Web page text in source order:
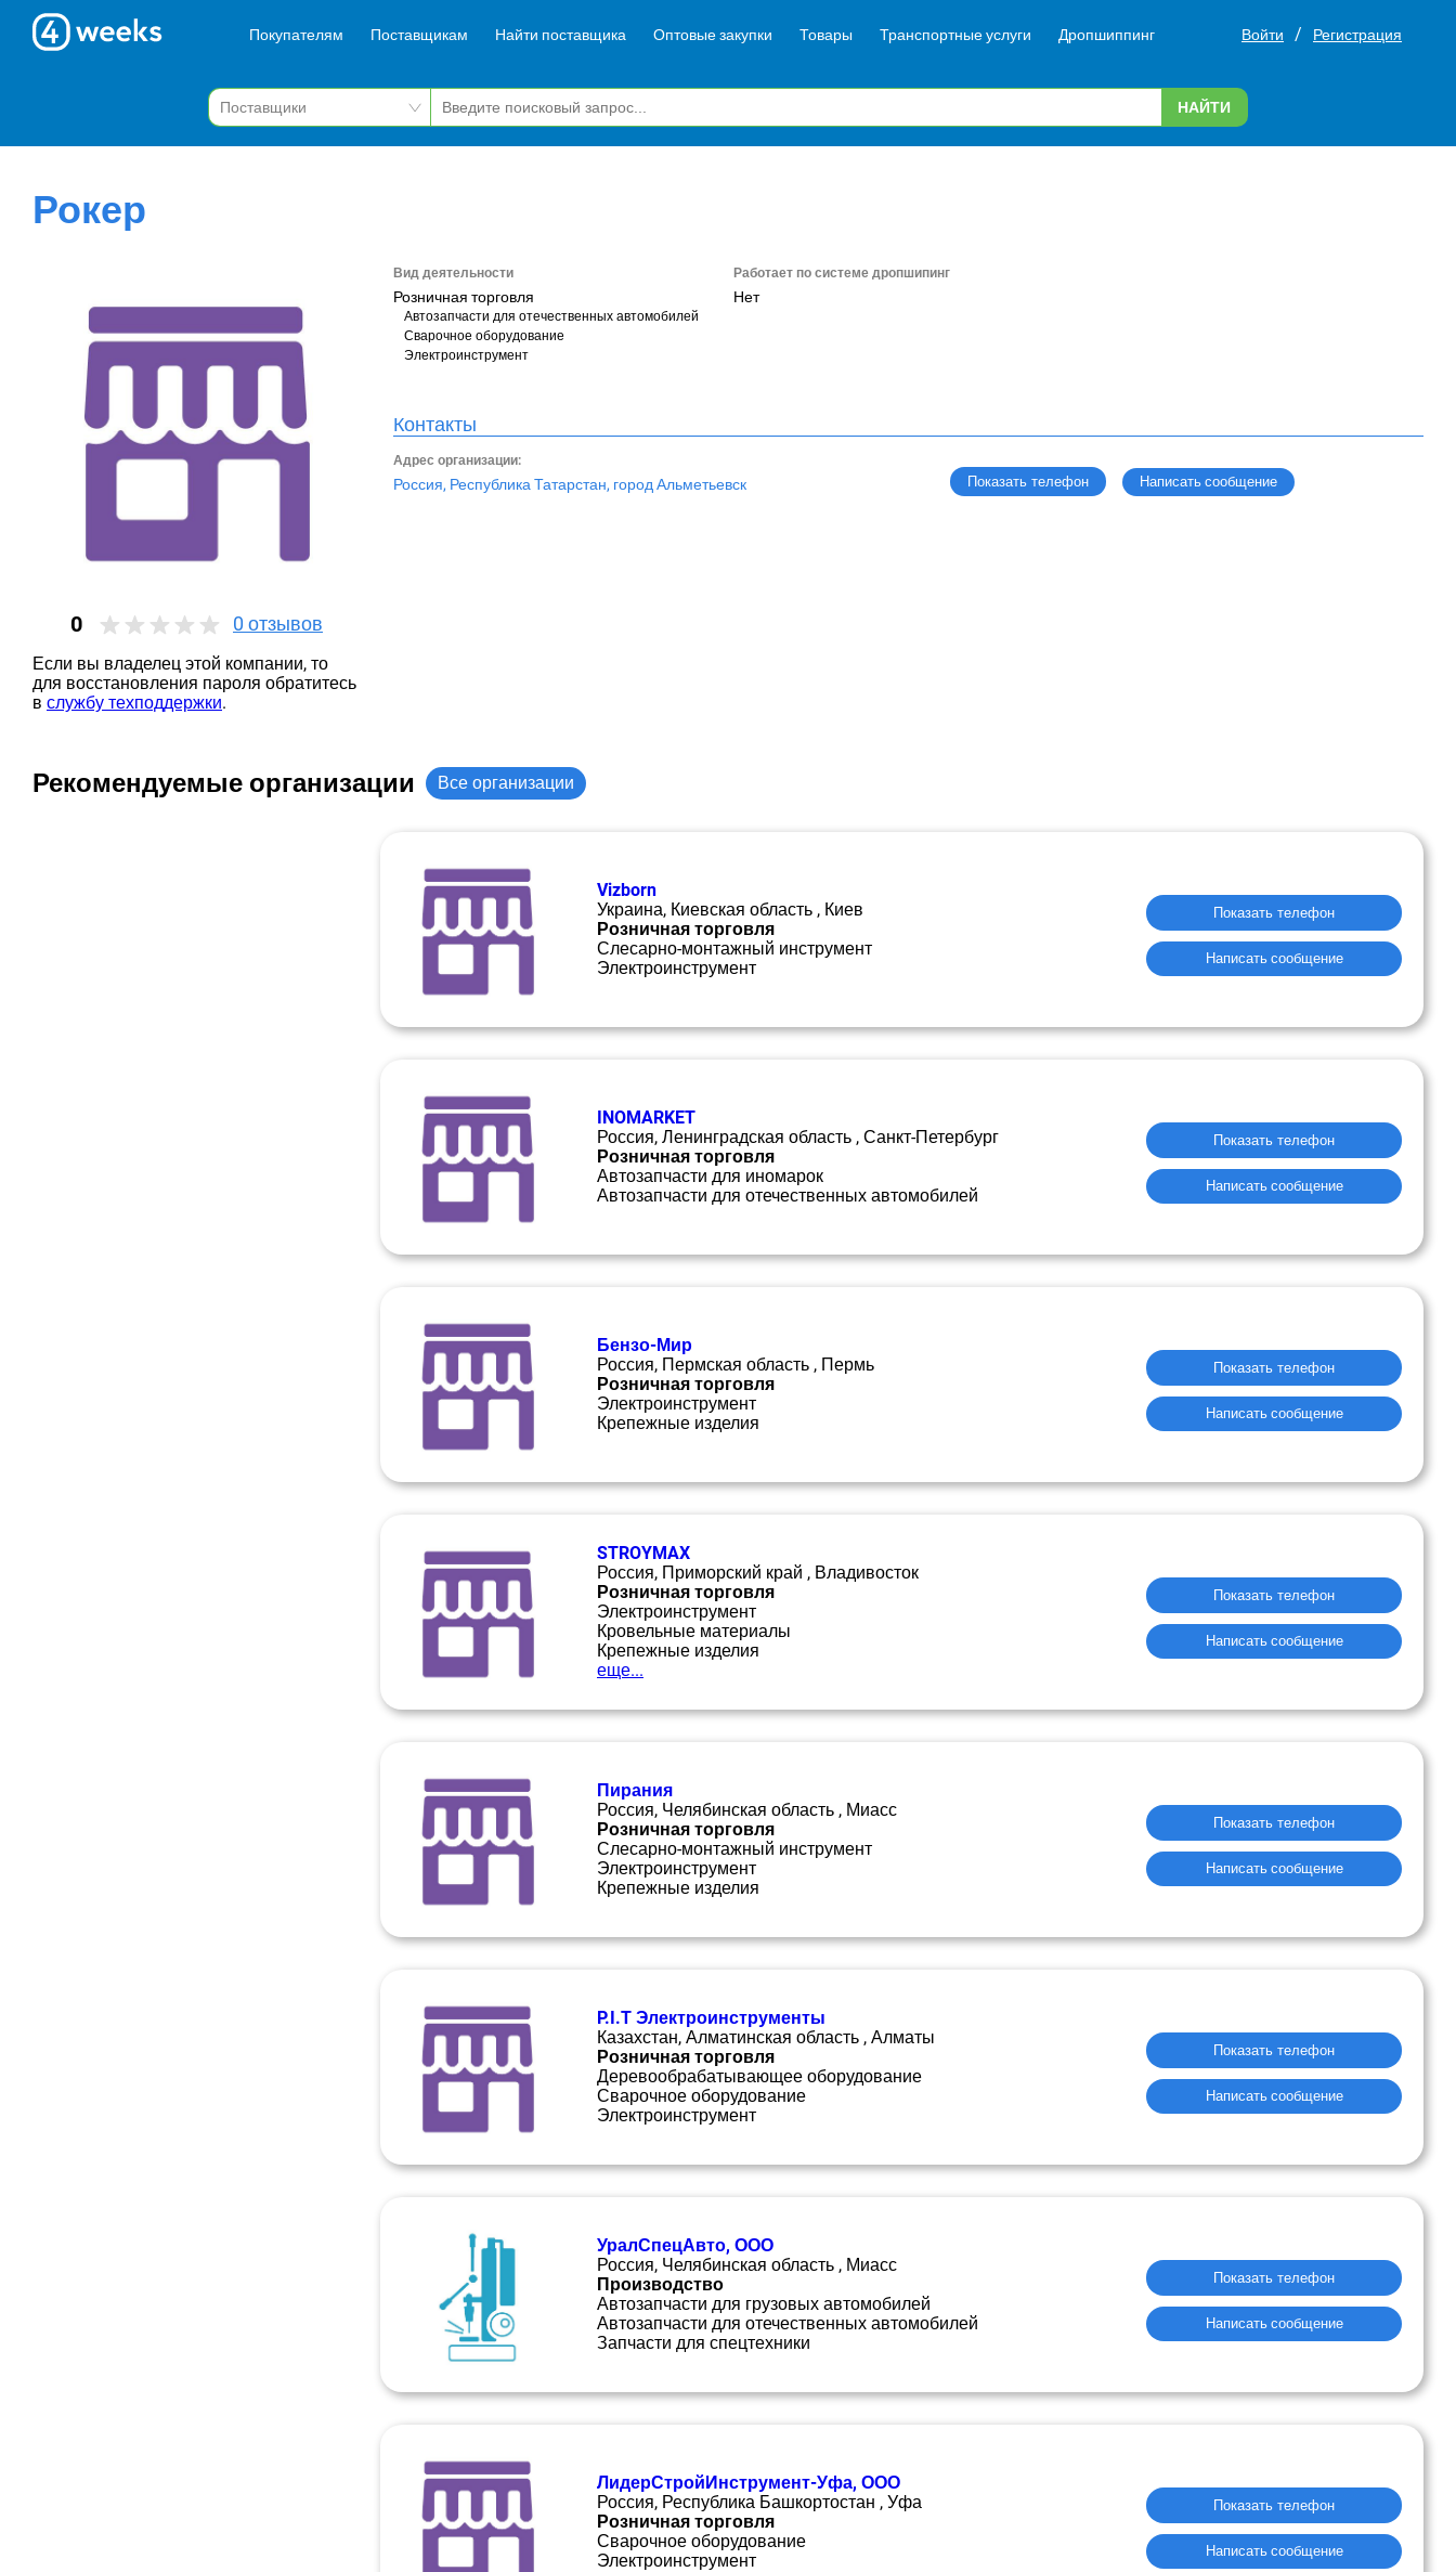
Покупателям Поставщикам Найти поставщика Оптовые закупки Товары Транспортные услуги Дропшиппинг Войти / Регистрация
НАЙТИ
Рокер
0 0 отзывов
Если вы владелец этой компании, то
для восстановления пароля обратитесь
в службу техподдержки.
Вид деятельности
Розничная торговля
Автозапчасти для отечественных автомобилей
Сварочное оборудование
Электроинструмент
Работает по системе дропшипинг
Нет
Контакты
Адрес организации:
Россия, Республика Татарстан, город Альметьевск Показать телефон Написать сообщение
Рекомендуемые организации Все организации
Vizborn
Украина, Киевская область , Киев
Розничная торговля
Слесарно-монтажный инструмент
Электроинструмент
Показать телефон
Написать сообщение
INOMARKET
Россия, Ленинградская область , Санкт-Петербург
Розничная торговля
Автозапчасти для иномарок
Автозапчасти для отечественных автомобилей
Показать телефон
Написать сообщение
Бензо-Мир
Россия, Пермская область , Пермь
Розничная торговля
Электроинструмент
Крепежные изделия
Показать телефон
Написать сообщение
STROYMAX
Россия, Приморский край , Владивосток
Розничная торговля
Электроинструмент
Кровельные материалы
Крепежные изделия
еще...
Показать телефон
Написать сообщение
Пирания
Россия, Челябинская область , Миасс
Розничная торговля
Слесарно-монтажный инструмент
Электроинструмент
Крепежные изделия
Показать телефон
Написать сообщение
P.I.T Электроинструменты
Казахстан, Алматинская область , Алматы
Розничная торговля
Деревообрабатывающее оборудование
Сварочное оборудование
Электроинструмент
Показать телефон
Написать сообщение
УралСпецАвто, ООО
Россия, Челябинская область , Миасс
Производство
Автозапчасти для грузовых автомобилей
Автозапчасти для отечественных автомобилей
Запчасти для спецтехники
Показать телефон
Написать сообщение
ЛидерСтройИнструмент-Уфа, ООО
Россия, Республика Башкортостан , Уфа
Розничная торговля
Сварочное оборудование
Электроинструмент
Показать телефон
Написать сообщение